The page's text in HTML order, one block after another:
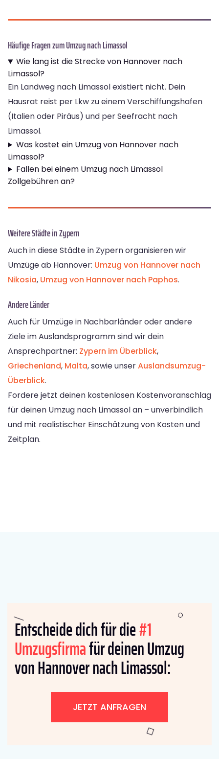
Häufige Fragen zum Umzug nach Limassol
Wie lang ist die Strecke von Hannover nach
Limassol?
Ein Landweg nach Limassol existiert nicht. Dein
Hausrat reist per Lkw zu einem Verschiffungshafen
(Italien oder Piräus) und per Seefracht nach
Limassol.
Was kostet ein Umzug von Hannover nach
Limassol?
Fallen bei einem Umzug nach Limassol
Zollgebühren an?
Weitere Städte in Zypern
Auch in diese Städte in Zypern organisieren wir
Umzüge ab Hannover: Umzug von Hannover nach
Nikosia, Umzug von Hannover nach Paphos.
Andere Länder
Auch für Umzüge in Nachbarländer oder andere
Ziele im Auslandsprogramm sind wir dein
Ansprechpartner: Zypern im Überblick,
Griechenland, Malta, sowie unserAuslandsumzug-
Überblick.
Fordere jetzt deinen kostenlosen Kostenvoranschlag
für deinen Umzug nach Limassol an – unverbindlich
und mit realistischer Einschätzung von Kosten und
Zeitplan.
Entscheide dich für die#1
Umzugsfirmafür deinen Umzug
von Hannover nach Limassol:
JETZT ANFRAGEN